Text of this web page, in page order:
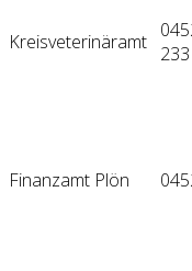
Kreisveterinäramt 233
Finanzamt Plön